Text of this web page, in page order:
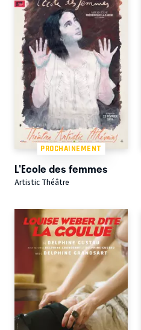
PROCHAINEMENT
L'Ecole des femmes
Artistic Théâtre